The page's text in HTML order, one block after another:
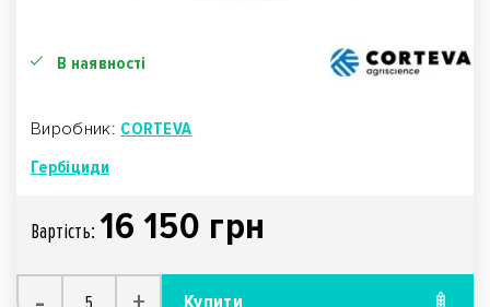
В наявності
Виробник: CORTEVA
Гербіциди
Вартiсть: 16 150 грн
Купити